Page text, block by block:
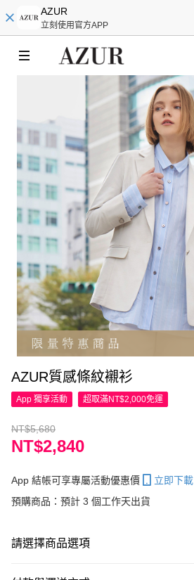
AZUR
立刻使用官方APP
AZUR質感條紋襯衫
App 獨享活動 超取滿NT$2,000免運
NT$5,680
NT$2,840
App 結帳可享專屬活動優惠價
立即下載
預購商品：預計 3 個工作天出貨
請選擇商品選項